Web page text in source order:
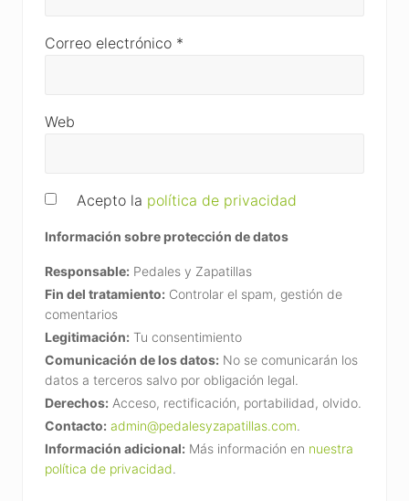
Correo electrónico *
Web
Acepto la política de privacidad
Información sobre protección de datos
Responsable: Pedales y Zapatillas
Fin del tratamiento: Controlar el spam, gestión de
comentarios
Legitimación: Tu consentimiento
Comunicación de los datos: No se comunicarán los
datos a terceros salvo por obligación legal.
Derechos: Acceso, rectificación, portabilidad, olvido.
Contacto: admin@pedalesyzapatillas.com.
Información adicional: Más información en nuestra
política de privacidad.